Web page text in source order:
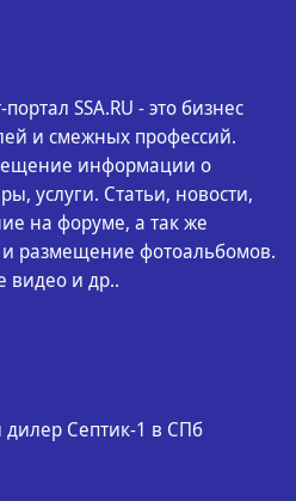
SSA.RU - это бизнес
и смежных профессий.
информации о
услуги. Статьи, новости,
на форуме, а так же
размещение фотоальбомов.
видео и др..
Септик-1 в СПб